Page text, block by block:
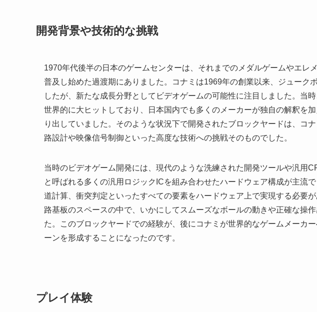
開発背景や技術的な挑戦
1970年代後半の日本のゲームセンターは、それまでのメダルゲームやエレ
普及し始めた過渡期にありました。コナミは1969年の創業以来、ジューク
したが、新たな成長分野としてビデオゲームの可能性に注目しました。当
世界的に大ヒットしており、日本国内でも多くのメーカーが独自の解釈を
り出していました。そのような状況下で開発されたブロックヤードは、コ
路設計や映像信号制御といった高度な技術への挑戦そのものでした。
当時のビデオゲーム開発には、現代のような洗練された開発ツールや汎用
と呼ばれる多くの汎用ロジックICを組み合わせたハードウェア構成が主流
道計算、衝突判定といったすべての要素をハードウェア上で実現する必要
路基板のスペースの中で、いかにしてスムーズなボールの動きや正確な操
た。このブロックヤードでの経験が、後にコナミが世界的なゲームメーカ
ーンを形成することになったのです。
プレイ体験